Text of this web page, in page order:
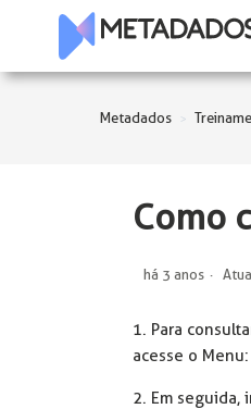
Metadados
Como
há 3 anos
1. Para
acesse o Menu:
2. Em